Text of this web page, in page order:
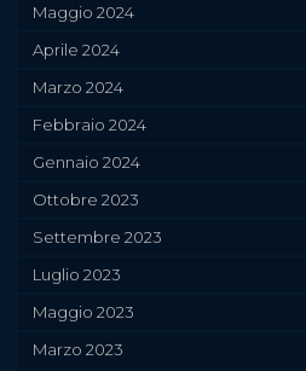
Maggio 2024
Aprile 2024
Marzo 2024
Febbraio 2024
Gennaio 2024
Ottobre 2023
Settembre 2023
Luglio 2023
Maggio 2023
Marzo 2023